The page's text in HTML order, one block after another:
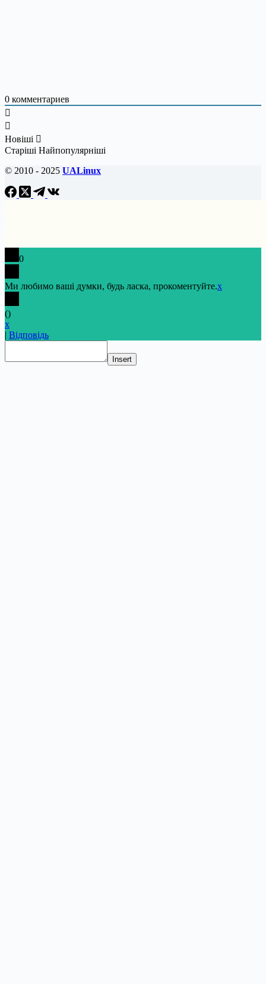
0 комментариев
Новіші
Старіші Найпопулярніші
© 2010 - 2025 UALinux
0
Ми любимо ваші думки, будь ласка, прокоментуйте.x
()
x
| Відповідь
Insert